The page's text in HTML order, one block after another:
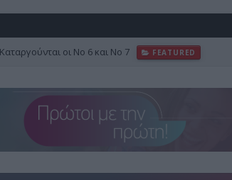
οι Νο 6 και Νο 7 FEATURED